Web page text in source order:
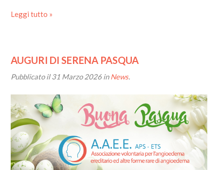
Leggi tutto »
AUGURI DI SERENA PASQUA
Pubblicato il31 Marzo 2026 inNews.